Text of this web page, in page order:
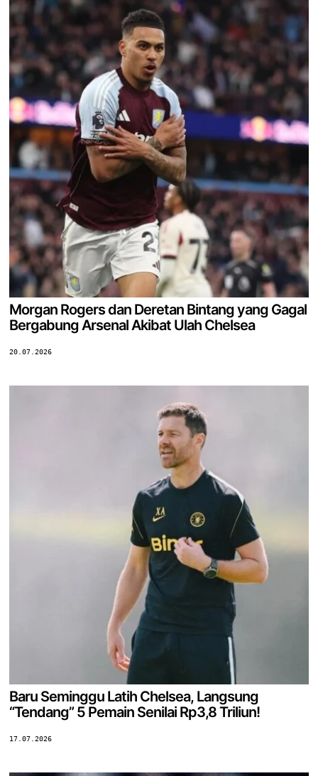
Morgan Rogers dan Deretan Bintang yang Gagal
Bergabung Arsenal Akibat Ulah Chelsea
20.07.2026
Baru Seminggu Latih Chelsea, Langsung
“Tendang” 5 Pemain Senilai Rp3,8 Triliun!
17.07.2026